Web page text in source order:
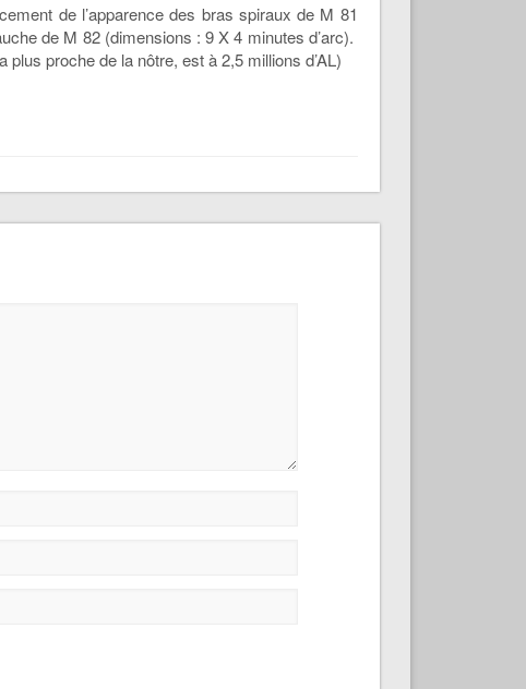
de l’apparence des bras spiraux de M 81
de M 82 (dimensions : 9 X 4 minutes d’arc).
proche de la nôtre, est à 2,5 millions d’AL)